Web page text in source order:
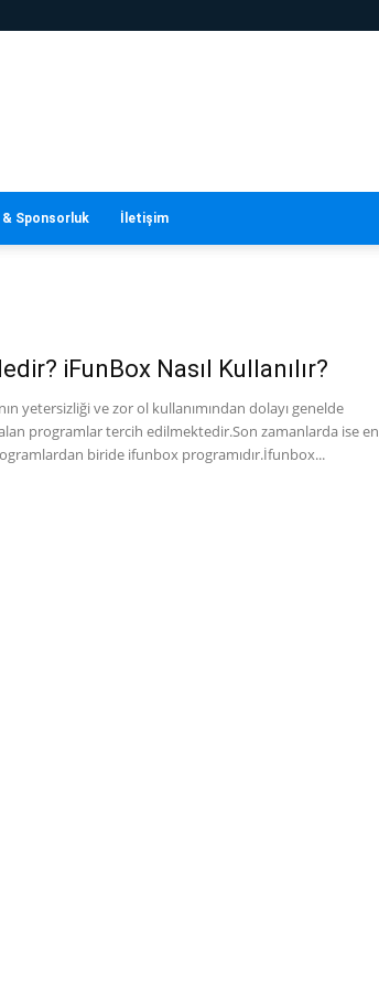
& Sponsorluk İletişim
iFunBox Nasıl Kullanılır?
yetersizliği ve zor ol kullanımından dolayı genelde
programlar tercih edilmektedir.Son zamanlarda ise en
biride ifunbox programıdır.İfunbox...